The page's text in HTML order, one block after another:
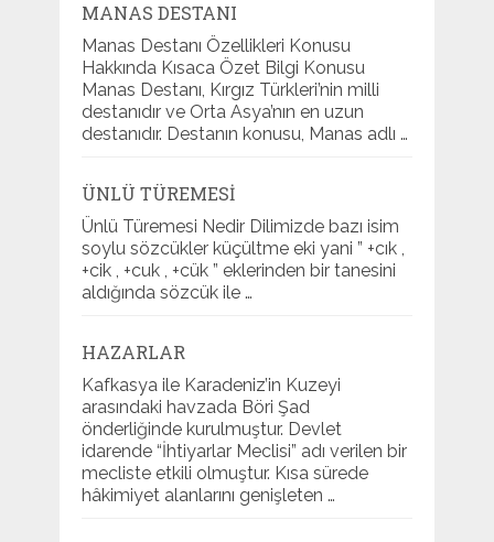
MANAS DESTANI
Manas Destanı Özellikleri Konusu
Hakkında Kısaca Özet Bilgi Konusu
Manas Destanı, Kırgız Türkleri’nin milli
destanıdır ve Orta Asya’nın en uzun
destanıdır. Destanın konusu, Manas adlı …
ÜNLÜ TÜREMESI
Ünlü Türemesi Nedir Dilimizde bazı isim
soylu sözcükler küçültme eki yani ” +cık ,
+cik , +cuk , +cük ” eklerinden bir tanesini
aldığında sözcük ile …
HAZARLAR
Kafkasya ile Karadeniz’in Kuzeyi
arasındaki havzada Böri Şad
önderliğinde kurulmuştur. Devlet
idarende “İhtiyarlar Meclisi” adı verilen bir
mecliste etkili olmuştur. Kısa sürede
hâkimiyet alanlarını genişleten …